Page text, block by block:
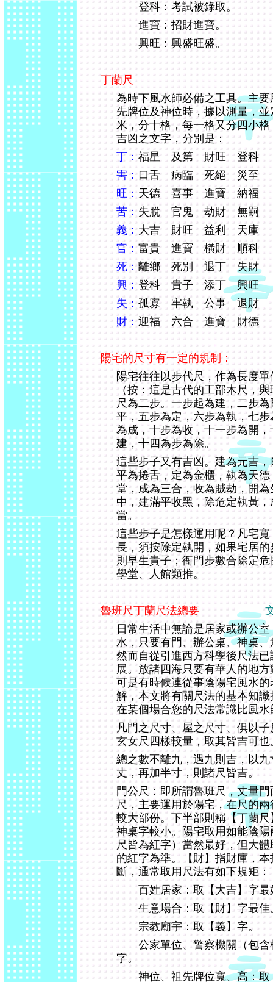
登科：考試被錄取。
進寶：招財進寶。
興旺：興盛旺盛。
丁蘭尺
為時下風水師必備之工具。主
先牌位及神位時，據以測量，
米，分十格，每一格又分四小
吉凶之文字，分別是：
丁：福星 及第 財旺 登科
害： 口舌 病臨 死絕 災至
旺：天德 喜事 進寶 納福
苦：失脫 官鬼 劫財 無嗣
義：大吉 財旺 益利 天庫
官：富貴 進寶 橫財 順科
死：離鄉 死別 退丁 失財
興：登科 貴子 添丁 興旺
失：孤寡 牢執 公事 退財
財：迎福 六合 進寶 財德
陽宅的尺寸有一定的規制：
陽宅往往以步代尺，作為長度
（按：這是古代的工部木尺，
尺為二步。一步起為建，二步
平，五步為定，六步為執，七
為成，十步為收，十一步為開
建，十四為步為除。
這些步子又有吉凶。建為元吉
平為捲舌，定為金櫃，執為天
堂，成為三合，收為賊劫，開
中，建滿平收黑，除危定執黃
當。
這些步子是怎樣運用呢？凡宅
長，須按除定執開，如果宅居
則早生貴子；衙門步數合除定
學堂、人館類推。
魯班尺丁蘭尺法總要
日常生活中無論是居家或辦公
水，只要有門、辦公桌、神桌
然而自從引進西方科學後尺法
展。放諸四海只要有華人的地
可是有時候連從事陰陽宅風水
解，本文將有關尺法的基本知
在某個場合您的尺法常識比風
凡門之尺寸、屋之尺寸、俱以
玄女尺四樣較量，取其皆吉可也
總之數不離九，遇九則吉，以
丈，再加半寸，則諸尺皆吉。
門公尺：即所謂魯班尺，丈量
尺，主要運用於陽宅，在尺的
較大部份。下半部則稱【丁蘭
神桌字較小。陽宅取用如能陰
尺皆為紅字）當然最好，但大
的紅字為準。【財】指財庫，
斷，通常取用尺法有如下規矩：
百姓居家：取【大吉】字最
生意場合：取【財】字最佳
宗教廟宇：取【義】字。
公家單位、警察機關（包含
字。
神位、祖先牌位寬、高：取